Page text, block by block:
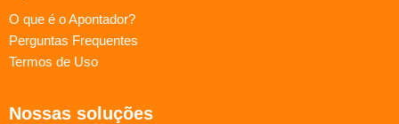
O que é o Apontador?
Perguntas Frequentes
Termos de Uso
Nossas soluções